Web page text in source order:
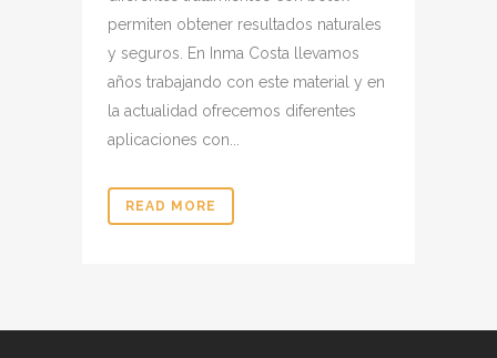
permiten obtener resultados naturales
y seguros. En Inma Costa llevamos
años trabajando con este material y en
la actualidad ofrecemos diferentes
aplicaciones con...
READ MORE